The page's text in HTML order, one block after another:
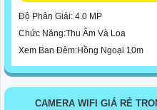
Độ Phân Giải: 4.0 MP
Chức Năng:Thu Âm Và Loa
Xem Ban Đêm:Hồng Ngoại 10m
CAMERA WIFI GIÁ RẺ